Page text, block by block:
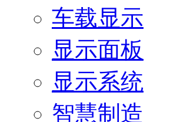
车载显示
显示面板
显示系统
智慧制造